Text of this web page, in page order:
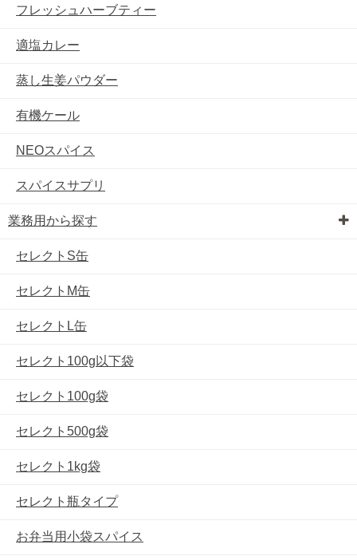
フレッシュハーブティー
適塩カレー
蒸し生姜パウダー
有機ケール
NEOスパイス
スパイスサプリ
業務用から探す
セレクトS缶
セレクトM缶
セレクトL缶
セレクト100g以下袋
セレクト100g袋
セレクト500g袋
セレクト1kg袋
セレクト瓶タイプ
お弁当用小袋スパイス